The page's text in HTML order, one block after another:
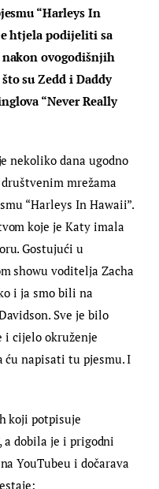
“Harleys In
htjela podijeliti sa
ovogodišnjih
su Zedd i Daddy
“Never Really
nekoliko dana ugodno
mrežama
“Harleys In Hawaii”.
koje je Katy imala
Gostujući u
showu voditelja Zacha
i ja smo bili na
Sve je bilo
i cijelo okruženje
ću napisati tu pjesmu. I
koji potpisuje
a dobila je i prigodni
YouTubeu i dočarava